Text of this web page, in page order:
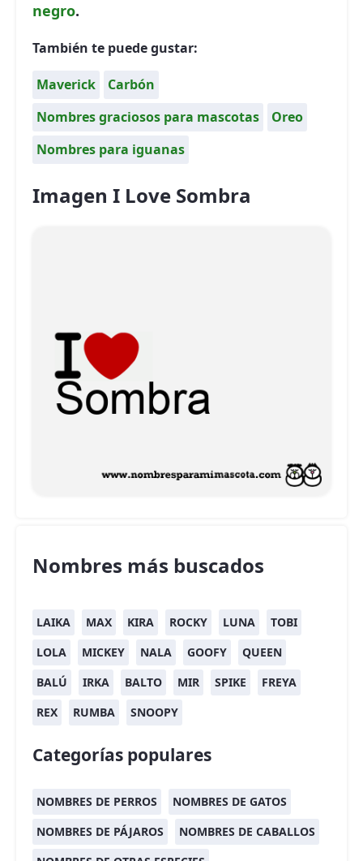
negro.
También te puede gustar:
Maverick
Carbón
Nombres graciosos para mascotas
Oreo
Nombres para iguanas
Imagen I Love Sombra
Nombres más buscados
LAIKA MAX KIRA ROCKY LUNA
TOBI
LOLA
MICKEY NALA GOOFY
QUEEN
BALÚ
IRKA BALTO MIR SPIKE
FREYA
REX
RUMBA SNOOPY
Categorías populares
NOMBRES DE PERROS
NOMBRES DE GATOS
NOMBRES DE PÁJAROS
NOMBRES DE CABALLOS